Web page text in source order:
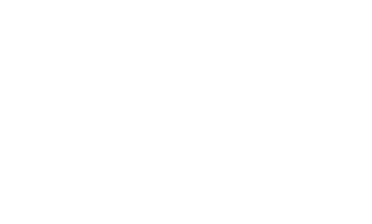
Reported by raven (@raid_akame)